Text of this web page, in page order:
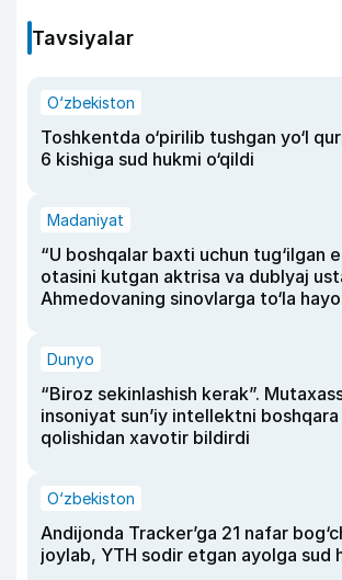
Tavsiyalar
O‘zbekiston
Toshkentda o‘pirilib tushgan yo‘l
6 kishiga sud hukmi o‘qildi
Madaniyat
“U boshqalar baxti uchun tug‘ilgan
otasini kutgan aktrisa va dublyaj
Ahmedovaning sinovlarga to‘la
Dunyo
“Biroz sekinlashish kerak”.
insoniyat sun’iy intellektni
qolishidan xavotir bildirdi
O‘zbekiston
Andijonda Tracker’ga 21 nafar
joylab, YTH sodir etgan ayolga sud